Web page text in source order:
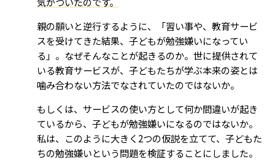
親の願いと逆行するように、「習い事や、教育サービ
スを受けてきた結果、子どもが勉強嫌いになってい
る」。なぜそんなことが起きるのか。世に提供されて
いる教育サービスが、子どもたちが学ぶ本来の姿とは
噛み合わない方法でなされていたのではないか。
もしくは、サービスの使い方として何か間違いが起き
ているから、子どもが勉強嫌いになるのではないか。
私は、このように大きく2つの仮説を立てて、子どもた
ちの勉強嫌いという問題を検証することにしました。